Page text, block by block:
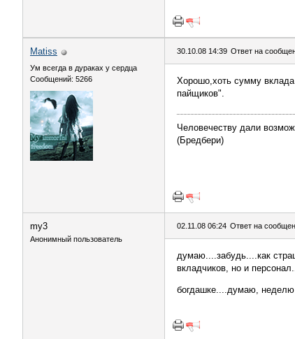
Matiss
Ум всегда в дураках у сердца
Сообщений: 5266
30.10.08 14:39 Ответ на
Хорошо,хоть сумму
пайщиков".
Человечеству дали
(Бредбери)
my3
Анонимный пользователь
02.11.08 06:24 Ответ на
думаю....забудь....как
вкладчиков, но и
богдашке....думаю,